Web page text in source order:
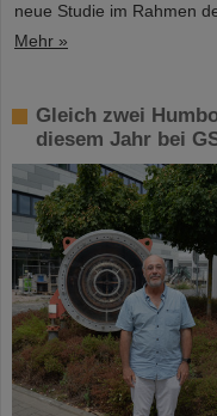
neue Studie im Rahmen
Mehr »
Gleich zwei
diesem Jahr bei